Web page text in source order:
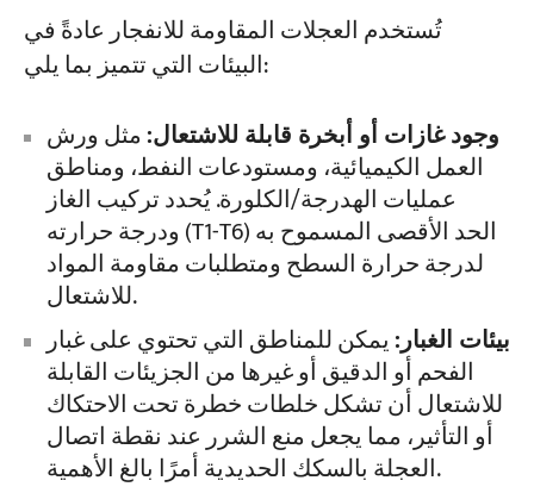
تُستخدم العجلات المقاومة للانفجار عادةً في
البيئات التي تتميز بما يلي:
وجود غازات أو أبخرة قابلة للاشتعال: مثل ورش
العمل الكيميائية، ومستودعات النفط، ومناطق
عمليات الهدرجة/الكلورة. يُحدد تركيب الغاز
ودرجة حرارته (T1-T6) الحد الأقصى المسموح به
لدرجة حرارة السطح ومتطلبات مقاومة المواد
للاشتعال.
بيئات الغبار:يمكن للمناطق التي تحتوي على غبار
الفحم أو الدقيق أو غيرها من الجزيئات القابلة
للاشتعال أن تشكل خلطات خطرة تحت الاحتكاك
أو التأثير، مما يجعل منع الشرر عند نقطة اتصال
العجلة بالسكك الحديدية أمرًا بالغ الأهمية.